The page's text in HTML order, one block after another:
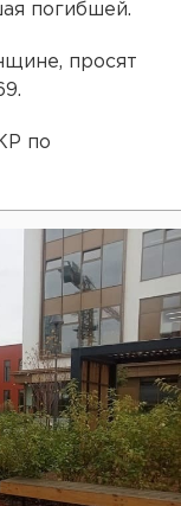
погибшей.
просят
по